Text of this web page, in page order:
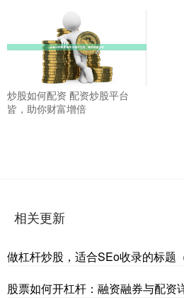
炒股如何配资 配资炒股平台
皆，助你财富增倍
相关更新
做杠杆炒股，适合SEo收录的标题
股票如何开杠杆：融资融券与配资